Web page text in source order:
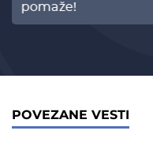
pomaže!
POVEZANE VESTI